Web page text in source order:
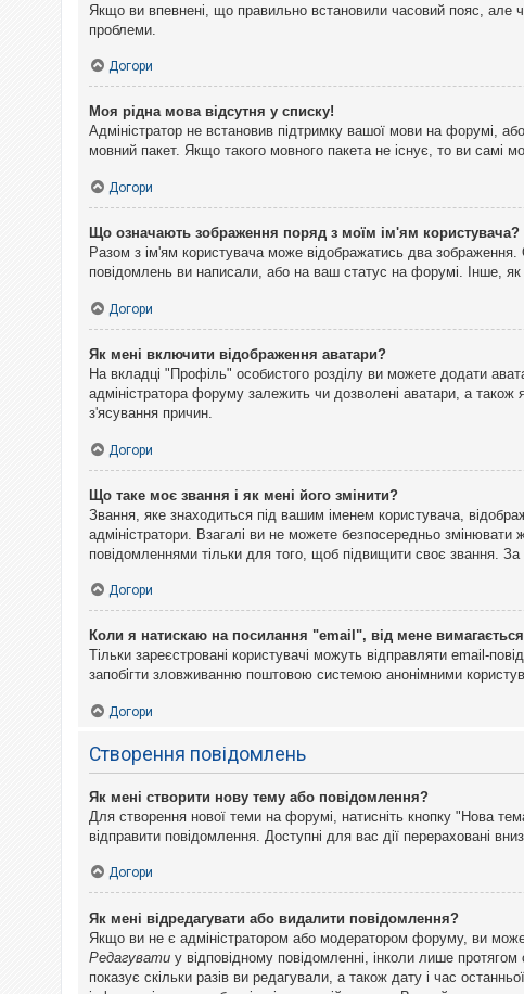
Якщо ви впевнені, що правильно встановили часовий пояс, але
проблеми.
Догори
Моя рідна мова відсутня у списку!
Адміністратор не встановив підтримку вашої мови на форумі,
мовний пакет. Якщо такого мовного пакета не існує, то ви самі
Догори
Що означають зображення поряд з моїм ім'ям користувача?
Разом з ім'ям користувача може відображатись два зображення.
повідомлень ви написали, або на ваш статус на форумі. Інше,
Догори
Як мені включити відображення аватари?
На вкладці "Профіль" особистого розділу ви можете додати
адміністратора форуму залежить чи дозволені аватари, а
з'ясування причин.
Догори
Що таке моє звання і як мені його змінити?
Звання, яке знаходиться під вашим іменем користувача,
адміністратори. Взагалі ви не можете безпосередньо
повідомленнями тільки для того, щоб підвищити своє звання.
Догори
Коли я натискаю на посилання "email", від мене вимагається
Тільки зареєстровані користувачі можуть відправляти email-
запобігти зловживанню поштовою системою анонімними
Догори
Створення повідомлень
Як мені створити нову тему або повідомлення?
Для створення нової теми на форумі, натисніть кнопку "Нова
відправити повідомлення. Доступні для вас дії перераховані
Догори
Як мені відредагувати або видалити повідомлення?
Якщо ви не є адміністратором або модератором форуму, ви
Редагувати у відповідному повідомленні, інколи лише
показує скільки разів ви редагували, а також дату і час